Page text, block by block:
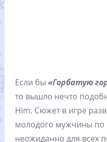
Если бы«Горбатую
то вышло нечто
Him. Сюжет в игре
молодого мужчины по
неожиданно для всех